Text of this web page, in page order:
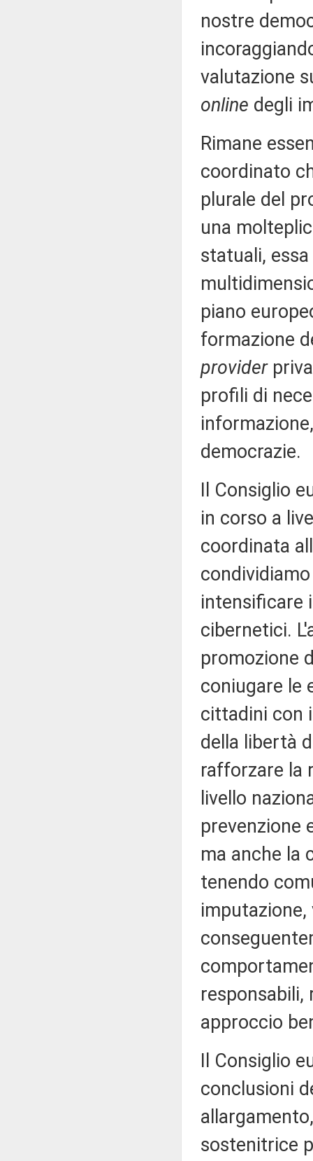
nostre
valutazione
online degli
Rimane
coordinato
plurale del
una
statuali,
piano
formazione
provider
profili di
democrazie.
Il Consiglio
in corso a
coordinata
intensificare
cibernetici.
promozione
coniugare le
cittadini con
della libertà
rafforzare la
livello
prevenzione
ma anche la
tenendo
imputazione,
responsabili,
approccio
Il Consiglio
conclusioni
sostenitrice